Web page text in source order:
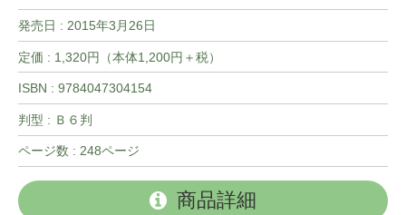
発売日 : 2015年3月26日
定価 : 1,320円（本体1,200円＋税）
ISBN : 9784047304154
判型 : Ｂ６判
ページ数 : 248ページ
商品詳細